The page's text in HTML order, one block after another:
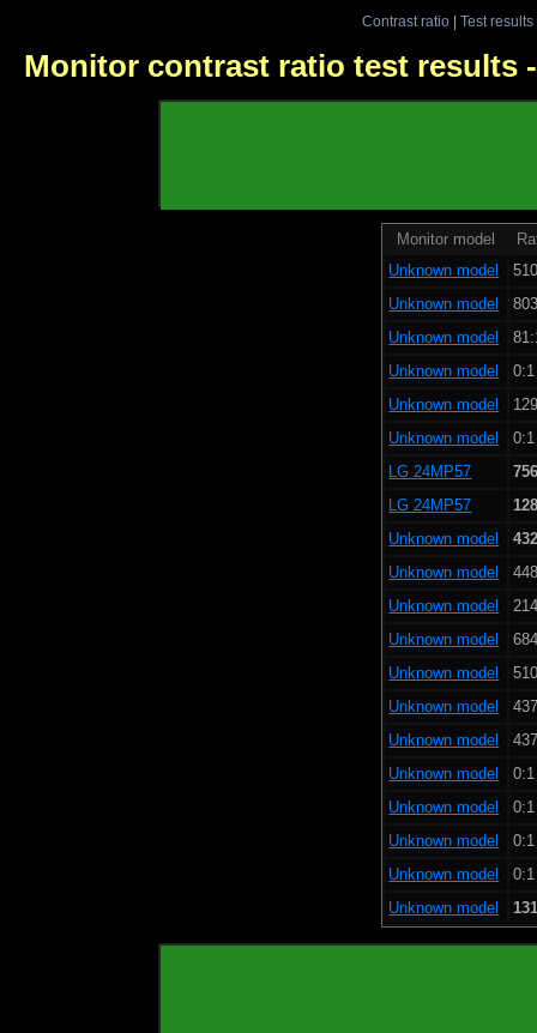
Contrast ratio| Test results
Monitor contrast ratio test results
Monitor model
Unknown model
Unknown model
Unknown model
Unknown model
Unknown model
Unknown model
LG 24MP57
LG 24MP57
Unknown model
Unknown model
Unknown model
Unknown model
Unknown model
Unknown model
Unknown model
Unknown model
Unknown model
Unknown model
Unknown model
Unknown model